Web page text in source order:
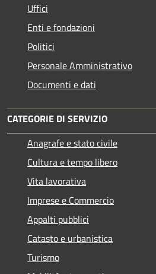
Uffici
Enti e fondazioni
Politici
Personale Amministrativo
Documenti e dati
CATEGORIE DI SERVIZIO
Anagrafe e stato civile
Cultura e tempo libero
Vita lavorativa
Imprese e Commercio
Appalti pubblici
Catasto e urbanistica
Turismo